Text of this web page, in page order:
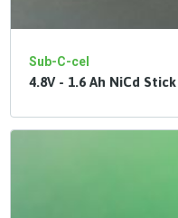
Sub-C-cel
4.8V - 1.6 Ah NiCd Stick